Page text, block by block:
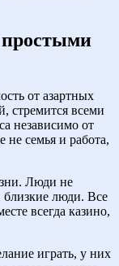
простыми
от азартных
стремится всеми
независимо от
не семья и работа,
Люди не
близкие люди. Все
всегда казино,
играть, у них